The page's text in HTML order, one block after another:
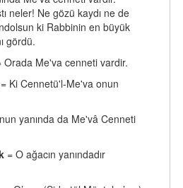
neler! Ne gözü kaydı ne de
ki Rabbinin en büyük
gördü.
Orada Me'va cenneti vardir.
= Ki Cennetü'l-Me'va onun
yanında da Me'vâ Cenneti
= O ağacın yanındadır